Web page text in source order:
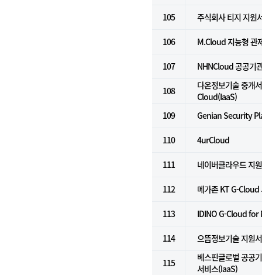
105 주식회사 티지 지원
106 M.Cloud 지능형 관
107 NHNCloud 공공기
108
다온정보기술 중개
Cloud(IaaS)
109
Genian Security
110 4urCloud
111 네이버클라우드 지
112 메가존 KT G-Cloud
113 IDINO G-Cloud for
114 으뜸정보기술 지원
115
베스핀글로벌 공공
서비스(IaaS)